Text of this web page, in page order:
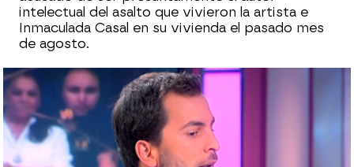
intelectual del asalto que vivieron la artista e
Inmaculada Casal en su vivienda el pasado mes
de agosto.